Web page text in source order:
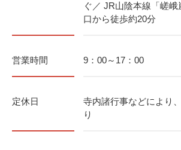
ぐ／ JR山陰本線「嵯
口から徒歩約20分
営業時間 9：00～17：00
定休日
寺内諸行事などにより
り